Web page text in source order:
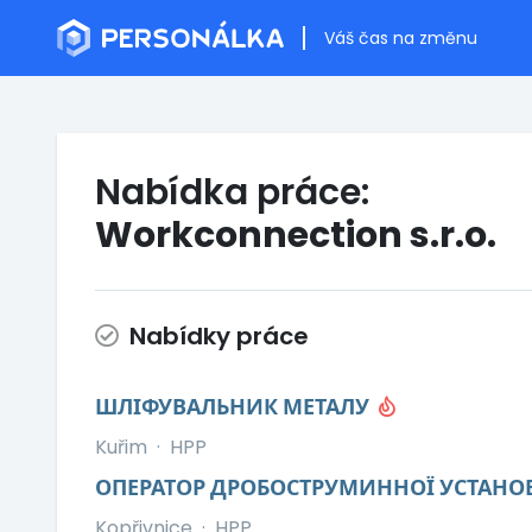
Váš čas na změnu
Nabídka práce:
Workconnection s.r.o.
Nabídky práce
ШЛІФУВАЛЬНИК МЕТАЛУ
Kuřim · HPP
ОПЕРАТОР ДРОБОСТРУМИННОЇ